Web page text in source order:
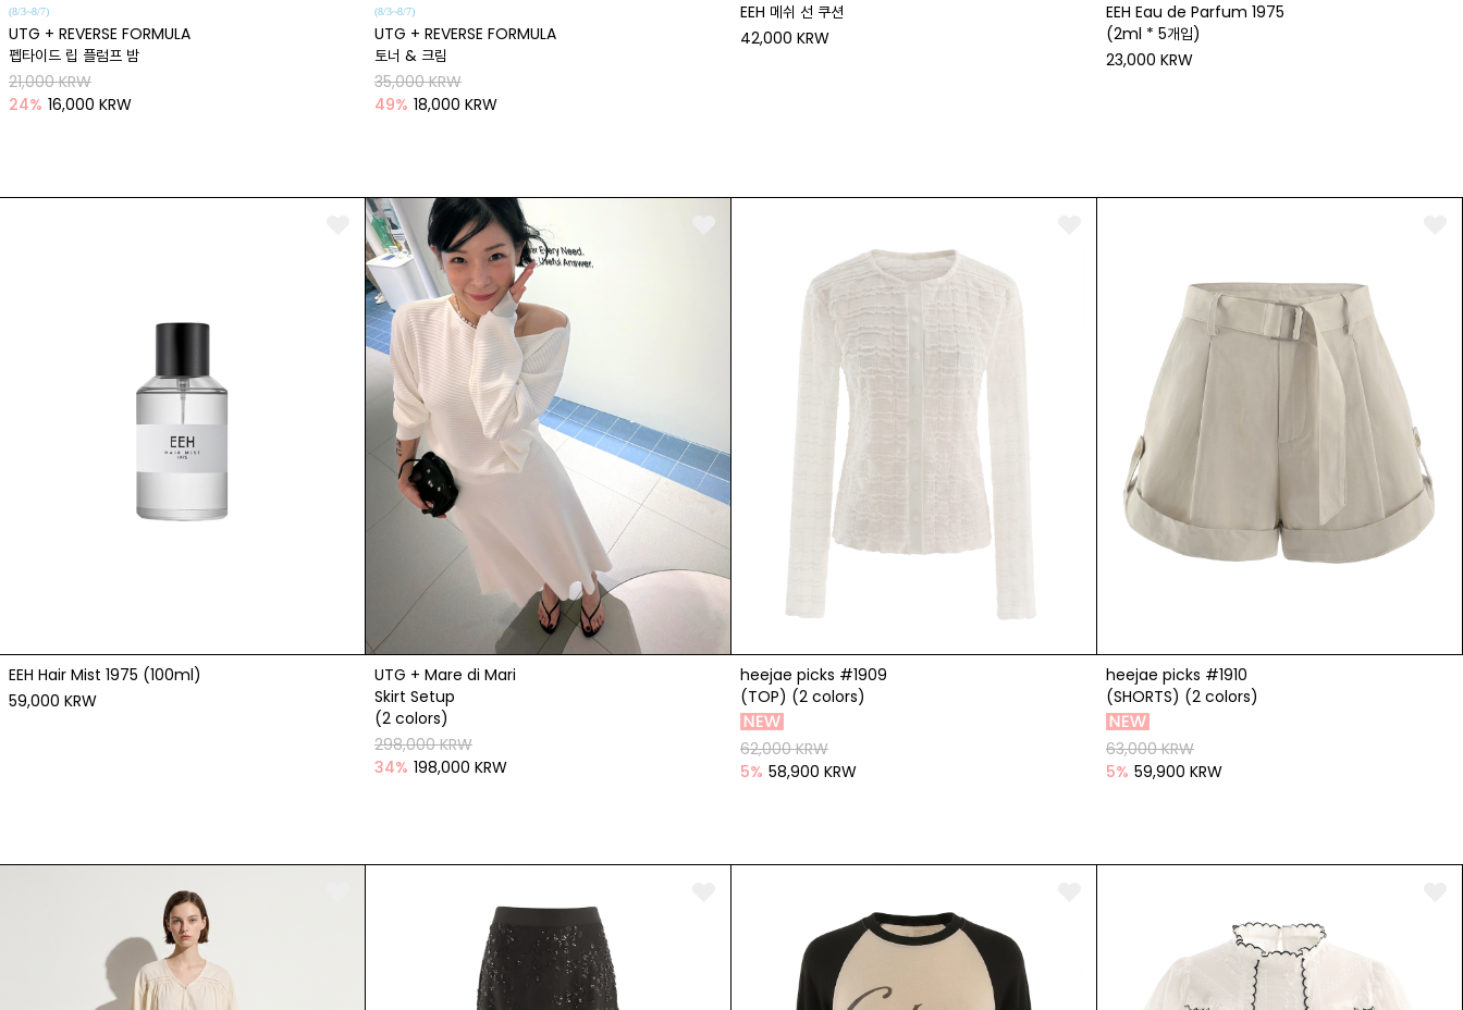
UTG + REVERSE FORMULA
펩타이드 립 플럼프 밤
(8/3~8/7)
21,000 KRW
24% 16,000 KRW
UTG + REVERSE FORMULA
토너 & 크림
(8/3~8/7)
35,000 KRW
49% 18,000 KRW
EEH 메쉬 선 쿠션
42,000 KRW
EEH Eau de Parfum 1975
(2ml * 5개입)
23,000 KRW
EEH Hair Mist 1975 (100ml)
59,000 KRW
UTG + Mare di Mari
Skirt Setup
(2 colors)
298,000 KRW
34% 198,000 KRW
heejae picks #1909
(TOP) (2 colors)
62,000 KRW
5% 58,900 KRW
heejae picks #1910
(SHORTS) (2 colors)
63,000 KRW
5% 59,900 KRW